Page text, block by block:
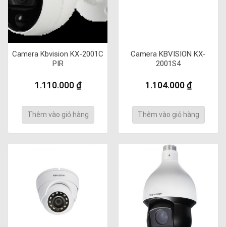
Camera Kbvision KX-2001C
PIR
1.110.000 ₫
Thêm vào giỏ hàng
Camera KBVISION KX-
2001S4
1.104.000 ₫
Thêm vào giỏ hàng